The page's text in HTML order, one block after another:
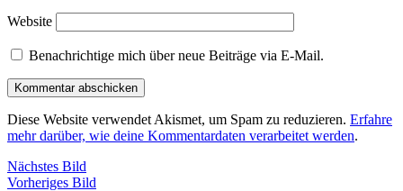
Website
Benachrichtige mich über neue Beiträge via E-Mail.
Diese Website verwendet Akismet, um Spam zu reduzieren. Erfahre
mehr darüber, wie deine Kommentardaten verarbeitet werden.
Nächstes Bild
Vorheriges Bild